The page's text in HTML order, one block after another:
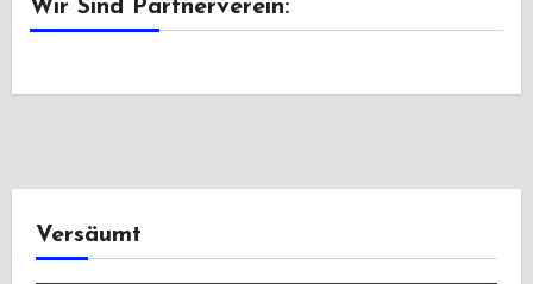
Wir Sind Partnerverein:
Versäumt